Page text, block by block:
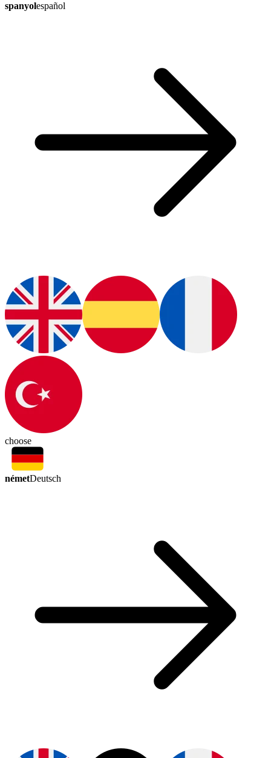
spanyolespañol
choose
németDeutsch